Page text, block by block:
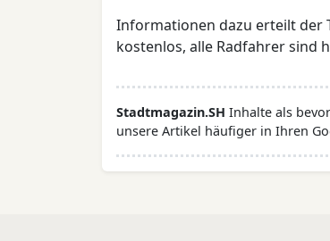
Informationen dazu erteilt der
kostenlos, alle Radfahrer sind
Stadtmagazin.SH Inhalte als
unsere Artikel häufiger in Ihren